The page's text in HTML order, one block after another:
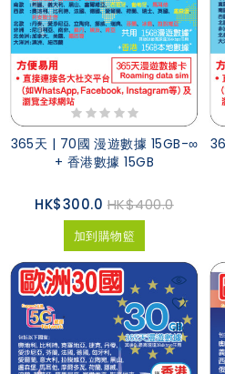
365天 | 70國 漫遊數據 15GB-∞
+ 香港數據 15GB
HK$300.0 HK$400.0
加到購物籃